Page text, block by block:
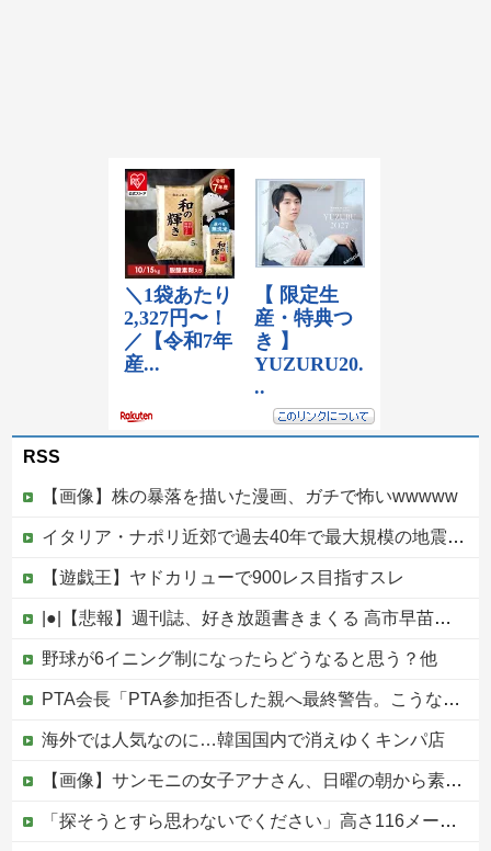
RSS
【画像】株の暴落を描いた漫画、ガチで怖いwwwww
イタリア・ナポリ近郊で過去40年で最大規模の地震「M4.7」の揺れを観測
【遊戯王】ヤドカリューで900レス目指すスレ
|●|【悲報】週刊誌、好き放題書きまくる 高市早苗首相は新公用車の贅を尽くした後部座席でたばこを吸うのが至福の時間「どんどん延びる乗車時間」
野球が6イニング制になったらどうなると思う？他
PTA会長「PTA参加拒否した親へ最終警告。こうなってもいい？」
海外では人気なのに…韓国国内で消えゆくキンパ店
【画像】サンモニの女子アナさん、日曜の朝から素材を提供してしまう
「探そうとすら思わないでください」高さ116メートル、世界一高い木が地図から消された理由